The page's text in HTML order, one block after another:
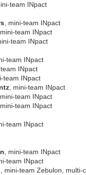
team INpact
, mini-team INpact
, mini-team INpact
team INpact
team INpact
team INpact
team INpact
, mini-team INpact
, mini-team INpact
, mini-team INpact
team INpact
, mini-team INpact
team INpact
, mini-team Zebulon,